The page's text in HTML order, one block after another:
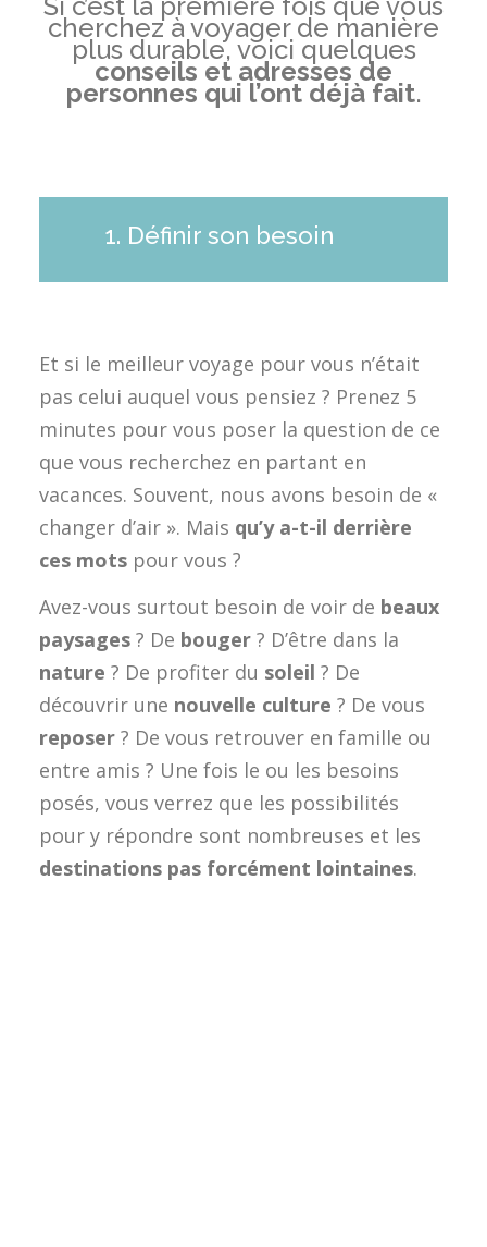
Si c’est la première fois que vous
cherchez à voyager de manière
plus durable, voici quelques
conseils et adresses de
personnes qui l’ont déjà fait.
1. Définir son besoin
Et si le meilleur voyage pour vous n’était
pas celui auquel vous pensiez ? Prenez 5
minutes pour vous poser la question de ce
que vous recherchez en partant en
vacances. Souvent, nous avons besoin de «
changer d’air ». Mais qu’y a-t-il derrière
ces motspour vous ?
Avez-vous surtout besoin de voir de beaux
paysages? De bouger? D’être dans la
nature ? De profiter du soleil ? De
découvrir une nouvelle culture ? De vous
reposer? De vous retrouver en famille ou
entre amis ? Une fois le ou les besoins
posés, vous verrez que les possibilités
pour y répondre sont nombreuses et les
destinations pas forcément lointaines.